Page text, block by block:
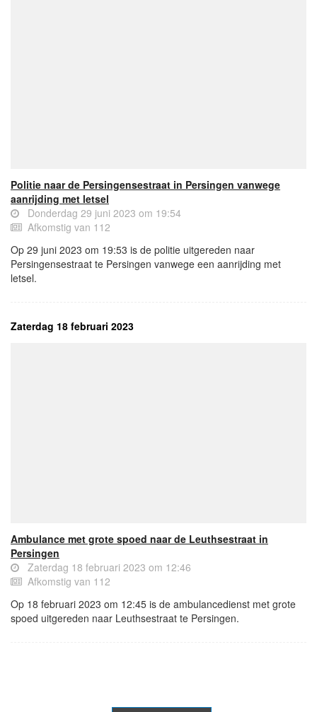
Politie naar de Persingensestraat in Persingen vanwege
aanrijding met letsel
Donderdag 29 juni 2023 om 19:54
Afkomstig van 112
Op 29 juni 2023 om 19:53 is de politie uitgereden naar
Persingensestraat te Persingen vanwege een aanrijding met
letsel.
Zaterdag 18 februari 2023
Ambulance met grote spoed naar de Leuthsestraat in
Persingen
Zaterdag 18 februari 2023 om 12:46
Afkomstig van 112
Op 18 februari 2023 om 12:45 is de ambulancedienst met grote
spoed uitgereden naar Leuthsestraat te Persingen.